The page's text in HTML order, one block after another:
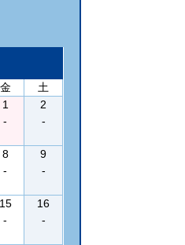
金
土
1
-
2
-
8
-
9
-
15
-
16
-